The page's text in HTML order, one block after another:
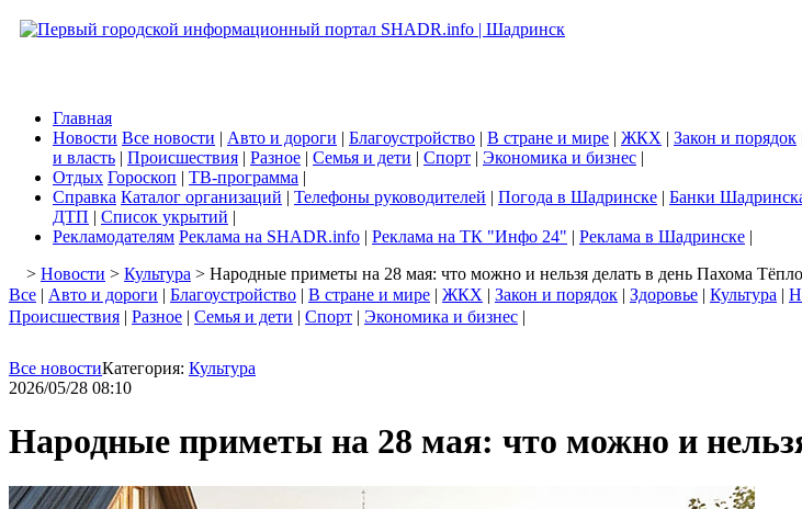
Главная
Новости Все новости | Авто и дороги | Благоустройство | В стране и мире | ЖКХ | Закон и порядок
и власть | Происшествия | Разное | Семья и дети | Спорт | Экономика и бизнес |
Отдых Гороскоп | ТВ-программа |
Справка Каталог организаций | Телефоны руководителей | Погода в Шадринске | Банки
ДТП | Список укрытий |
Рекламодателям Реклама на SHADR.info | Реклама на ТК "Инфо 24" | Реклама в Шадринске |
> Новости > Культура > Народные приметы на 28 мая: что можно и нельзя делать в день Пахома
Все | Авто и дороги | Благоустройство | В стране и мире | ЖКХ | Закон и порядок | Здоровье | Культура |
Происшествия | Разное | Семья и дети | Спорт | Экономика и бизнес |
Все новостиКатегория: Культура
2026/05/28 08:10
Народные приметы на 28 мая: что можно и